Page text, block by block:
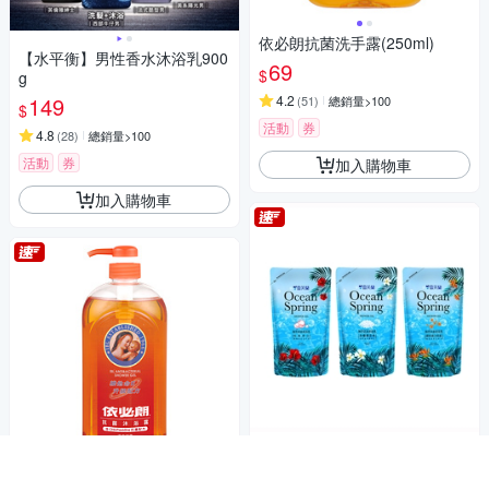
【水平衡】男性香水沐浴乳900
g
$149
4.8 (28) 總銷量>100
活動 券
加入購物車
依必朗抗菌洗手露(250ml)
$69
4.2 (51) 總銷量>100
活動 券
加入購物車